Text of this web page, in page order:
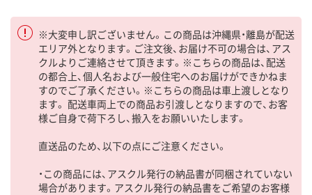
※大変申し訳ございません。この商品は沖縄県・離島が配送
エリア外となります。ご注文後、お届け不可の場合は、アス
クルよりご連絡させて頂きます。※こちらの商品は、配送
の都合上、個人名および一般住宅へのお届けができかねま
すのでご了承ください。※こちらの商品は車上渡しとなり
ます。 配送車両上での商品お引渡しとなりますので、お客
様ご自身で荷下ろし、搬入をお願いいたします。
直送品のため、以下の点にご注意ください。
・この商品には、アスクル発行の納品書が同梱されていない
場合があります。アスクル発行の納品書をご希望のお客様